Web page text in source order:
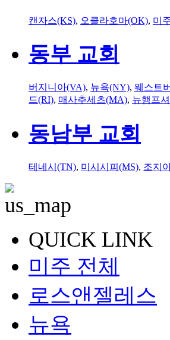
캔자스(KS), 오클라호마(OK), 미
동부 교회
버지니아(VA), 뉴욕(NY), 웨스트
드(RI), 매사추세츠(MA), 뉴햄프
동남부 교회
테네시(TN), 미시시피(MS), 조지
QUICK LINK
미주 전체
로스앤젤레스
뉴욕